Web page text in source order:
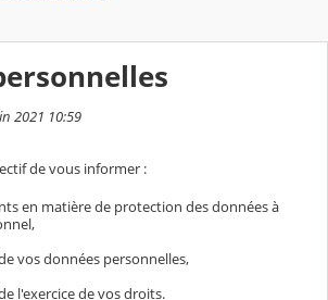
2021 10:59
de vous informer :
en matière de protection des données à
vos données personnelles,
l'exercice de vos droits.